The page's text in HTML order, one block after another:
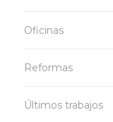
Oficinas
Reformas
Últimos trabajos